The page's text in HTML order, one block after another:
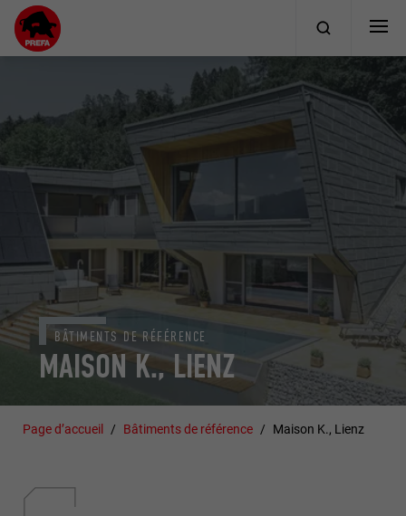
MAISON K., LIENZ
BÂTIMENTS DE RÉFÉRENCE
Page d’accueil Bâtiments de référence Maison K., Lienz